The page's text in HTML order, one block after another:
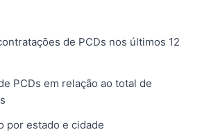
de PCDs nos últimos 12
PCDs em relação ao total de
por estado e cidade